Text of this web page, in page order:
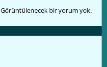
Görüntülenecek bir yorum yok.